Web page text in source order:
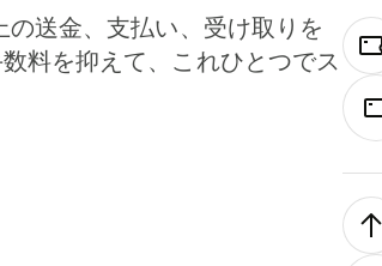
送金、支払い、受け取りを
料を抑えて、これひとつでス